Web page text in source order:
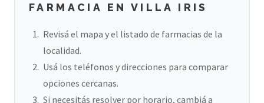
FARMACIA EN VILLA IRIS
Revisá el mapa y el listado de farmacias de la
localidad.
Usá los teléfonos y direcciones para comparar
opciones cercanas.
Si necesitás resolver por horario, cambiá a